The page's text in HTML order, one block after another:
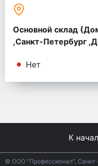
Основной склад
,Санкт-Петербург
Нет
К
© ООО "Профессионал",